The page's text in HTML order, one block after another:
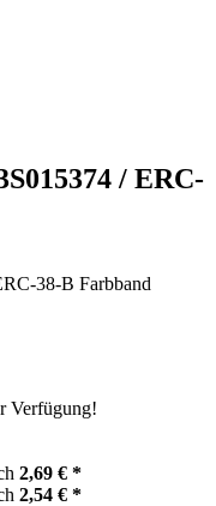
/ ERC-
Verfügung!
2,69 € *
2,54 € *